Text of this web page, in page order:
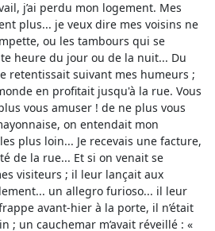
j’ai perdu mon logement. Mes
plus... je veux dire mes voisins ne
ou les tambours qui se
heure du jour ou de la nuit... Du
retentissait suivant mes humeurs ;
en profitait jusqu'à la rue. Vous
vous amuser ! de ne plus vous
on entendait mon
plus loin... Je recevais une facture,
de la rue... Et si on venait se
visiteurs ; il leur lançait aux
un allegro furioso... il leur
avant-hier à la porte, il n’était
; un cauchemar m’avait réveillé : «